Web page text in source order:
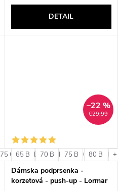
DETAIL
75 C 75 D 80 B 80 C 80 D
€29,99
–22 %
65 B 70 B 75 B 80 B
Dámska podprsenka -
korzetová - push-up - Lormar